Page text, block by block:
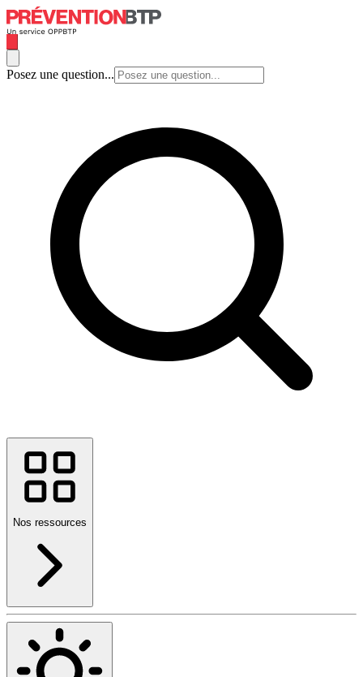
Posez une question...
Nos ressources